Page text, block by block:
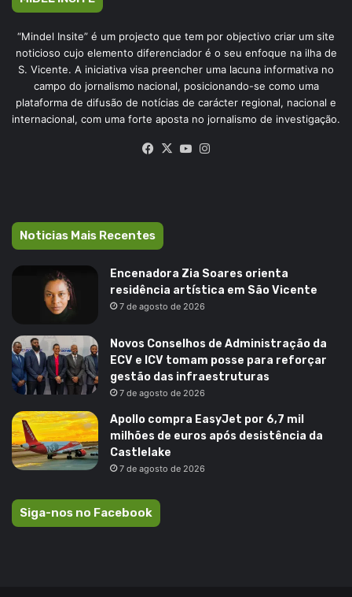
“Mindel Insite” é um projecto que tem por objectivo criar um site
noticioso cujo elemento diferenciador é o seu enfoque na ilha de
S. Vicente. A iniciativa visa preencher uma lacuna informativa no
campo do jornalismo nacional, posicionando-se como uma
plataforma de difusão de notícias de carácter regional, nacional e
internacional, com uma forte aposta no jornalismo de investigação.
Facebook
X YouTube
Noticias Mais Recentes
Encenadora Zia Soares orienta
residência artística em São Vicente
7 de agosto de 2026
Novos Conselhos de Administração da
ECV e ICV tomam posse para reforçar
gestão das infraestruturas
7 de agosto de 2026
Apollo compra EasyJet por 6,7 mil
milhões de euros após desistência da
Castlelake
7 de agosto de 2026
Siga-nos no Facebook